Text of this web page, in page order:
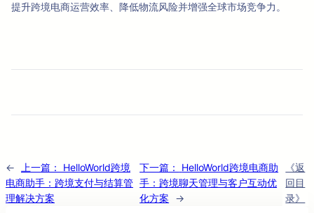
提升跨境电商运营效率、降低物流风险并增强全球市场竞争力。
← 上一篇：
HelloWorld跨境
电商助手：跨境支付与结算管
理解决方案
下一篇：
HelloWorld跨境电商助
手：跨境聊天管理与客户互动优
化方案
→
《返
回目
录》